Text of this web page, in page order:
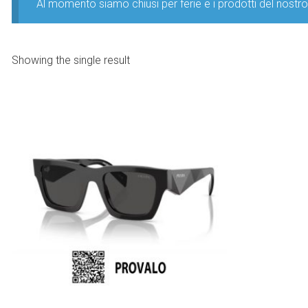
Al momento siamo chiusi per ferie e i prodotti del
Showing the single result